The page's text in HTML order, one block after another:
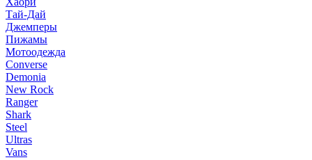
Тай-Дай
Джемперы
Пижамы
Мотоодежда
Converse
Demonia
New Rock
Ranger
Shark
Steel
Ultras
Vans